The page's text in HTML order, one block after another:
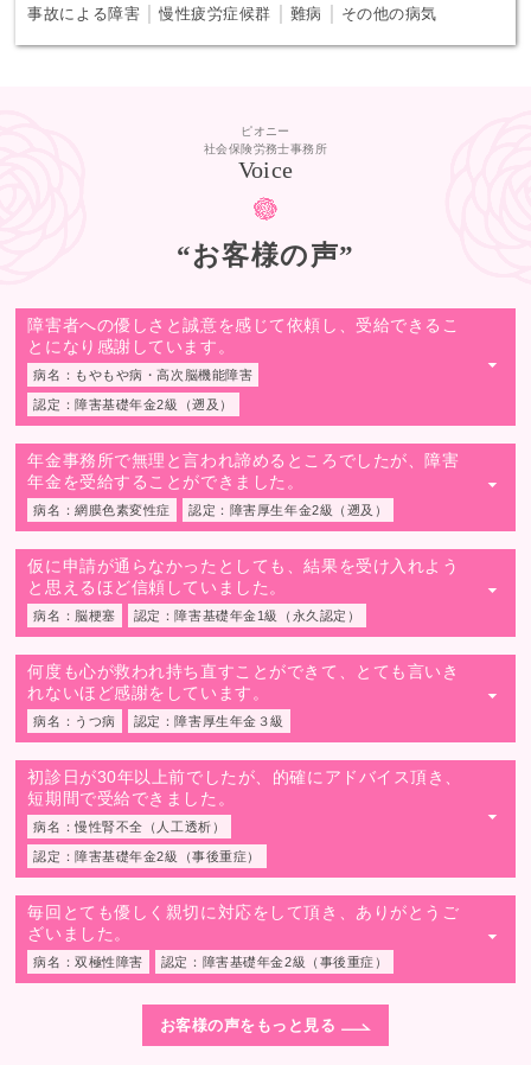
事故による障害 ｜慢性疲労症候群 難病 その他の病気
ピオニー
社会保険労務士事務所
Voice
“お客様の声”
障害者への優しさと誠意を感じて依頼し、受給できるこ
とになり感謝しています。
病名：もやもや病・高次脳機能障害
認定：障害基礎年金2級（遡及）
▼
年金事務所で無理と言われ諦めるところでしたが、障害
年金を受給することができました。
病名：網膜色素変性症 認定：障害厚生年金2級（遡及）
▼
仮に申請が通らなかったとしても、結果を受け入れよう
と思えるほど信頼していました。
病名：脳梗塞 認定：障害基礎年金1級（永久認定）
▼
何度も心が救われ持ち直すことができて、とても言いき
れないほど感謝をしています。
病名：うつ病 認定：障害厚生年金３級
▼
初診日が30年以上前でしたが、的確にアドバイス頂き、
短期間で受給できました。
病名：慢性腎不全（人工透析）
認定：障害基礎年金2級（事後重症）
▼
毎回とても優しく親切に対応をして頂き、ありがとうご
ざいました。
病名：双極性障害 認定：障害基礎年金2級（事後重症）
▼
お客様の声をもっと見る